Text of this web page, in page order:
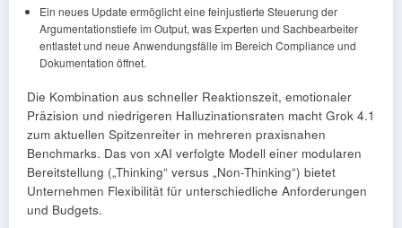
Ein neues Update ermöglicht eine feinjustierte Steuerung der
Argumentationstiefe im Output, was Experten und Sachbearbeiter
entlastet und neue Anwendungsfälle im Bereich Compliance und
Dokumentation öffnet.
Die Kombination aus schneller Reaktionszeit, emotionaler
Präzision und niedrigeren Halluzinationsraten macht Grok 4.1
zum aktuellen Spitzenreiter in mehreren praxisnahen
Benchmarks. Das von xAI verfolgte Modell einer modularen
Bereitstellung („Thinking“ versus „Non-Thinking“) bietet
Unternehmen Flexibilität für unterschiedliche Anforderungen
und Budgets.